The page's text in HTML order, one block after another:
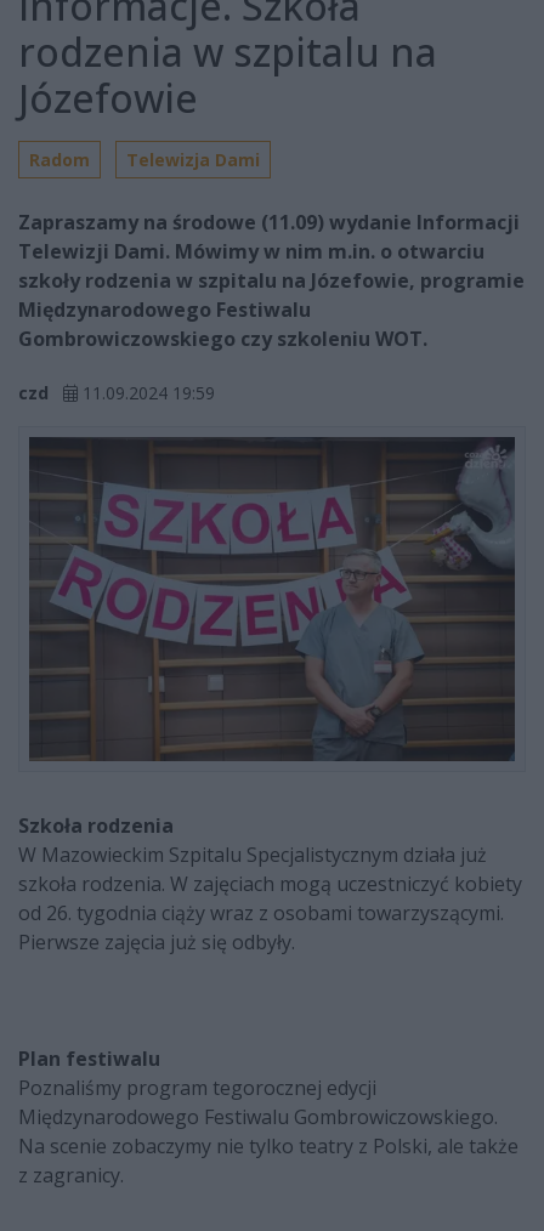
rodzenia w szpitalu na
Józefowie
Radom Telewizja Dami
Zapraszamy na środowe (11.09) wydanie Informacji
Telewizji Dami. Mówimy w nim m.in. o otwarciu
szkoły rodzenia w szpitalu na Józefowie, programie
Międzynarodowego Festiwalu
Gombrowiczowskiego czy szkoleniu WOT.
czd 11.09.2024 19:59
Szkoła rodzenia
W Mazowieckim Szpitalu Specjalistycznym działa już
szkoła rodzenia. W zajęciach mogą uczestniczyć kobiety
od 26. tygodnia ciąży wraz z osobami towarzyszącymi.
Pierwsze zajęcia już się odbyły.
Plan festiwalu
Poznaliśmy program tegorocznej edycji
Międzynarodowego Festiwalu Gombrowiczowskiego.
Na scenie zobaczymy nie tylko teatry z Polski, ale także
z zagranicy.